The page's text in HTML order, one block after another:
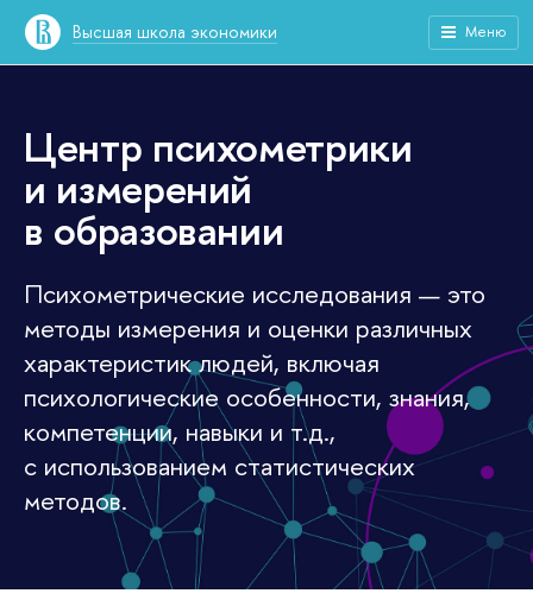
Высшая школа экономики Меню
Центр психометрики
и измерений
в образовании
Психометрические исследования — это
методы измерения и оценки различных
характеристик людей, включая
психологические особенности, знания,
компетенции, навыки и т.д.,
с использованием статистических
методов.